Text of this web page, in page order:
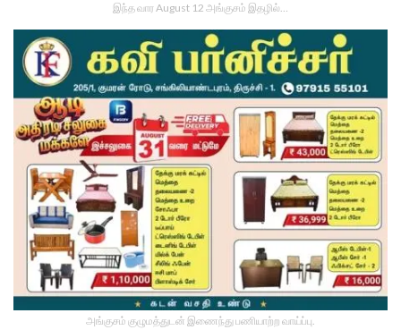
இந்த வார August 12 அங்குசம் இதழில்…
அங்குசம் குழுமத்துடன் இணைந்து பணியாற்ற வாய்ப்பு.